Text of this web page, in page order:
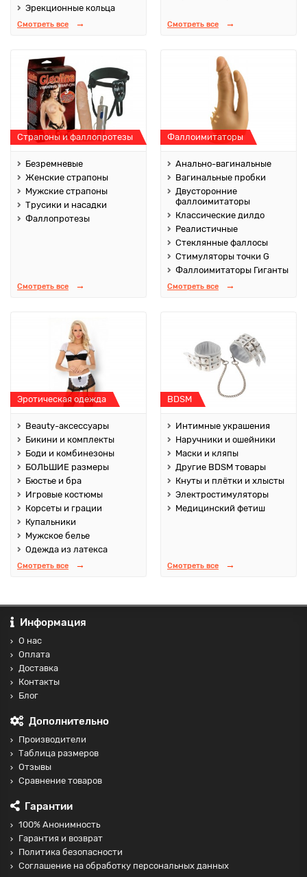
Эрекционные кольца
Смотреть все Смотреть все
Страпоны и фаллопротезы
Безремневые
Женские страпоны
Мужские страпоны
Трусики и насадки
Фаллопротезы
Смотреть все
Фаллоимитаторы
Анально-вагинальные
Вагинальные пробки
Двусторонние
фаллоимитаторы
Классические дилдо
Реалистичные
Стеклянные фаллосы
Стимуляторы точки G
Фаллоимитаторы Гиганты
Смотреть все
Эротическая одежда
Beauty-аксессуары
Бикини и комплекты
Боди и комбинезоны
БОЛЬШИЕ размеры
Бюстье и бра
Игровые костюмы
Корсеты и грации
Купальники
Мужское белье
Одежда из латекса
Смотреть все
BDSM
Интимные украшения
Наручники и ошейники
Маски и кляпы
Другие BDSM товары
Кнуты и плётки и хлысты
Электростимуляторы
Медицинский фетиш
Смотреть все
Информация
О нас
Оплата
Доставка
Контакты
Блог
Дополнительно
Производители
Таблица размеров
Отзывы
Сравнение товаров
Гарантии
100% Анонимность
Гарантия и возврат
Политика безопасности
Соглашение на обработку персональных данных